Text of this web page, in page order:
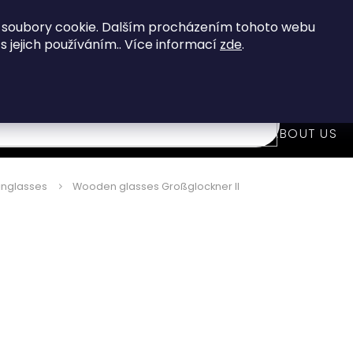
cookie. Dalším procházením tohoto webu
jejich používáním.. Více informací zde.
FASHION ACCESSORIES ABOUT US
Wooden glasses Großglockner II